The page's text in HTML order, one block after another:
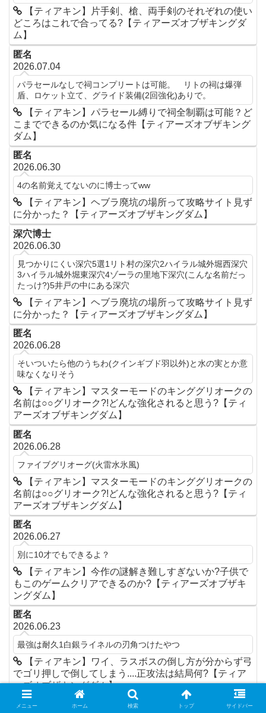
【ティアキン】片手剣、槍、両手剣のそれぞれの使い
どころはこれで合ってる?【ティアーズオブザキングダ
ム】
匿名
2026.07.04
パラセールなしで祠コンプリートは可能。 リトの祠は爆弾
盾、ロケット立て、グライド装備(2回強化)ありで。
【ティアキン】パラセール縛りで祠全制覇は可能？ど
こまでできるのか気になる件【ティアーズオブザキング
ダム】
匿名
2026.06.30
4の名前覚えてないのに博士ってww
【ティアキン】ヘブラ廃坑の場所って攻略サイト見ず
に分かった？【ティアーズオブザキングダム】
深穴博士
2026.06.30
見つかりにくい深穴5選1リト村の深穴2ハイラル城外堀西深穴
3ハイラル城外堀東深穴4ゾーラの里地下深穴(こんな名前だっ
たっけ?)5井戸の中にある深穴
【ティアキン】ヘブラ廃坑の場所って攻略サイト見ず
に分かった？【ティアーズオブザキングダム】
匿名
2026.06.28
そいついたら他のうちわ(クインギブド羽以外)と水の実とか意
味なくなりそう
【ティアキン】マスターモードのキンググリオークの
名前は○○グリオーク?!どんな強化されると思う?【ティ
アーズオブザキングダム】
匿名
2026.06.28
ファイブグリオーグ(火雷水氷風)
【ティアキン】マスターモードのキンググリオークの
名前は○○グリオーク?!どんな強化されると思う?【ティ
アーズオブザキングダム】
匿名
2026.06.27
別に10才でもできるよ？
【ティアキン】今作の謎解き難しすぎないか?子供で
もこのゲームクリアできるのか?【ティアーズオブザキ
ングダム】
匿名
2026.06.23
最強は耐久1白銀ライネルの刃角つけたやつ
【ティアキン】ワイ、ラスボスの倒し方が分からず弓
でゴリ押しで倒してしまう....正攻法は結局何?【ティア
ーズオブザキングダム】
メニュー ホーム 検索 トップ サイドバー